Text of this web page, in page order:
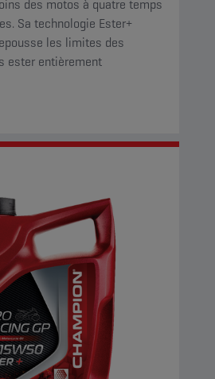
des motos à quatre temps
Sa technologie Ester+
les limites des
ester entièrement